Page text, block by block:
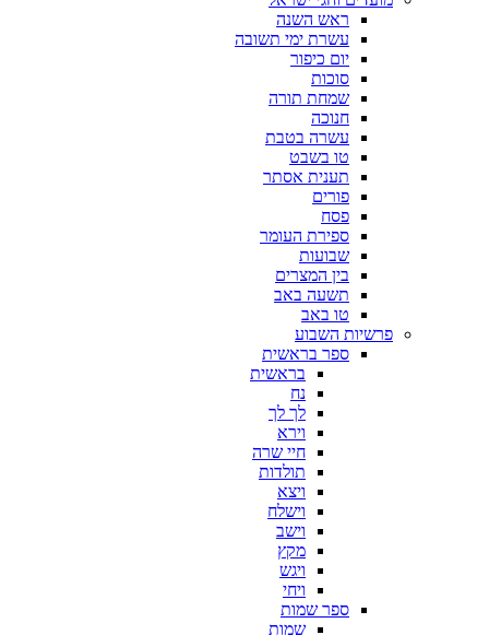
ראש השנה
עשרת ימי תשובה
יום כיפור
סוכות
שמחת תורה
חנוכה
עשרה בטבת
טו בשבט
תענית אסתר
פורים
פסח
ספירת העומר
שבועות
בין המצרים
תשעה באב
טו באב
פרשיות השבוע
ספר בראשית
בראשית
נח
לך לך
וירא
חיי שרה
תולדות
ויצא
וישלח
וישב
מקץ
ויגש
ויחי
ספר שמות
שמות